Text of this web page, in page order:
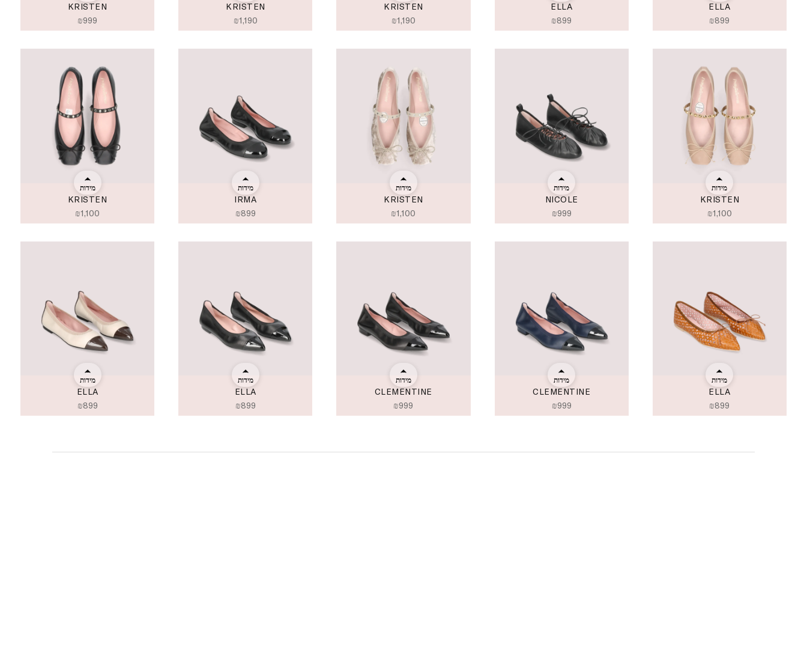
KRISTEN
₪999
KRISTEN
₪1,190
KRISTEN
₪1,190
ELLA
₪899
ELLA
₪899
KRISTEN
₪1,100
מידות
IRMA
₪899
מידות
KRISTEN
₪1,100
מידות
NICOLE
₪999
מידות
KRISTEN
₪1,100
מידות
ELLA
₪899
מידות
ELLA
₪899
מידות
CLEMENTINE
₪999
מידות
CLEMENTINE
₪999
מידות
ELLA
₪899
מידות